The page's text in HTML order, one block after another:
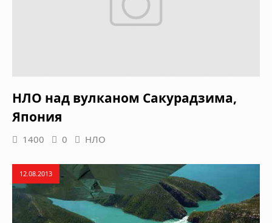
НЛО над вулканом Сакурадзима,
Япония
1400 0 НЛО
12.08.2013